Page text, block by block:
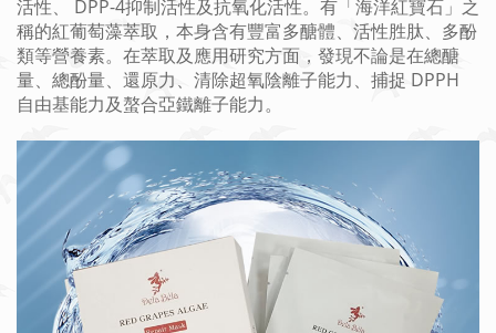
活性、 DPP-4抑制活性及抗氧化活性。有「海洋紅寶石」之
稱的紅葡萄藻萃取，本身含有豐富多醣體、活性胜肽、多酚
類等營養素。在萃取及應用研究方面，發現不論是在總醣
量、總酚量、還原力、清除超氧陰離子能力、捕捉 DPPH
自由基能力及螯合亞鐵離子能力。